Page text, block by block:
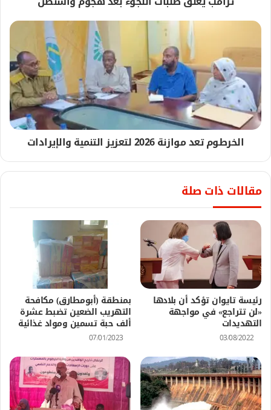
الخرطوم تعد موازنة 2026 لتعزيز التنمية والإيرادات
مقالات ذات صلة
رئيسة تايوان تؤكد أن بلادها
«لن تتراجع» في مواجهة
التهديدات
03/08/2022
بمنطقة (أبومطارق) مكافحة
التهريب الضعين تضبط عشرة
ألف حبة تسمين ومواد غذائية
07/01/2023